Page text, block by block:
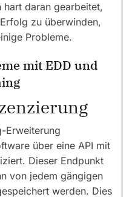
hart daran gearbeitet,
zu überwinden,
Probleme.
mit EDD und
Erweiterung
über eine API mit
Dieser Endpunkt
von jedem gängigen
werden. Dies